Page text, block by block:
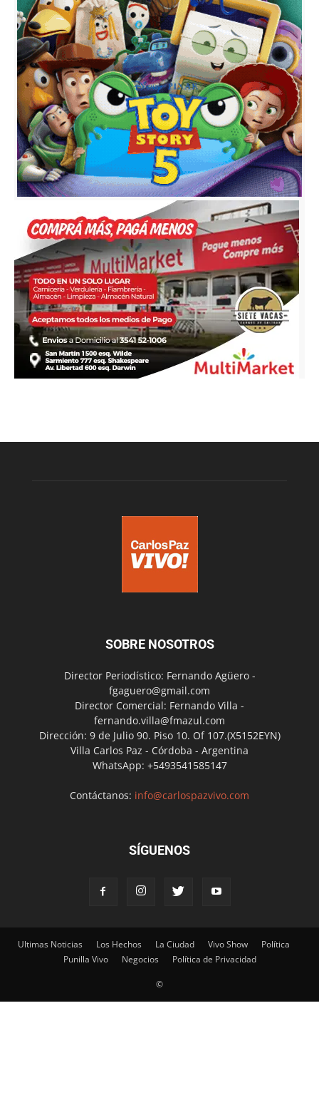
SOBRE NOSOTROS
Director Periodístico: Fernando Agüero -
fgaguero@gmail.com
Director Comercial: Fernando Villa -
fernando.villa@fmazul.com
Dirección: 9 de Julio 90. Piso 10. Of 107.(X5152EYN)
Villa Carlos Paz - Córdoba - Argentina
WhatsApp: +5493541585147
Contáctanos: info@carlospazvivo.com
SÍGUENOS
Ultimas Noticias Los Hechos La Ciudad Vivo Show
Política
Punilla Vivo
Negocios Política de Privacidad
©